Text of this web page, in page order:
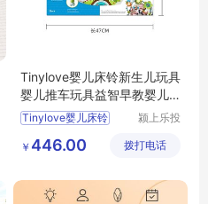
Tinylove婴儿床铃新生儿玩具
婴儿推车玩具益智早教婴儿
床玩具床铃
Tinylove婴儿床铃
颍上乐投
有限公司
￥ 446.00 拨打电话